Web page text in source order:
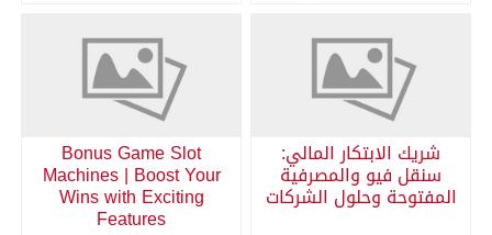
شريك الابتكار المالي:
سنقل فيو والمصرفية
المفتوحة وحلول الشركات
Bonus Game Slot
Machines | Boost Your
Wins with Exciting
Features